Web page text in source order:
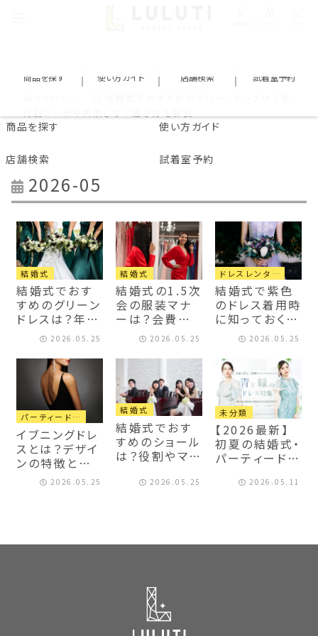
2026-05
結婚式
結婚式でおす
すめのグリーン
ドレスは？年代
別コーデや失
敗しない選び
方を解説
2026.05.25
結婚式
結婚式の1.5次
会の服装マナ
ーは？会費制
とご祝儀制で
の違いや会場
別・季節別のお
すすめコーデ
を紹介
2026.05.25
ドレスレンタル
結婚式で紫色
のドレス着用時
に知っておくべ
き4つのルー
ル！年齢別にお
すすめのコー
ディネートを紹
介
2026.05.25
パーティードレス
イブニングドレ
スとは？デザイ
ンの特徴と着
用シーン別の
選び方
2026.05.25
結婚式
結婚式でおす
すめのショール
は？役割やマナ
2026.05.25
未分類
【2026最新】
初夏の結婚式・
パーティードレ
代・30代に人
2026.05.11
商品を探す 使い方ガイド 店舗検索 試着室予約
商品を探す 使い方ガイド
店舗検索 試着室予約